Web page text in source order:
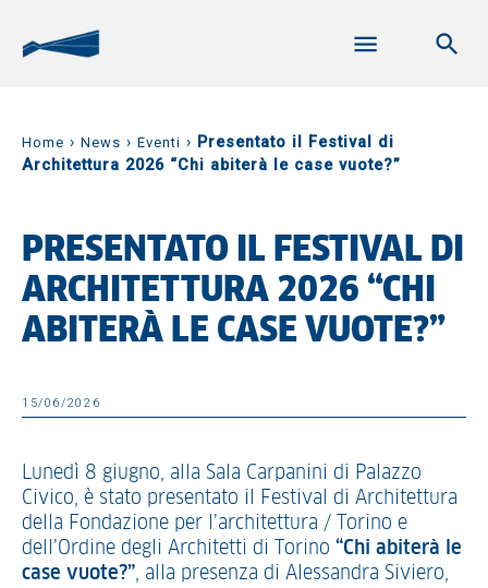
Home › News › Eventi › Presentato il Festival di
Architettura 2026 “Chi abiterà le case vuote?”
PRESENTATO IL FESTIVAL DI
ARCHITETTURA 2026 “CHI
ABITERÀ LE CASE VUOTE?”
15/06/2026
Lunedì 8 giugno, alla Sala Carpanini di Palazzo
Civico, è stato presentato il Festival di Architettura
della Fondazione per l’architettura / Torino e
dell’Ordine degli Architetti di Torino “Chi abiterà le
case vuote?”, alla presenza di Alessandra Siviero,